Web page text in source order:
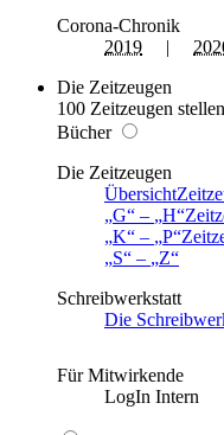
Corona-Chronik
2019 |
Die Zeitzeugen
100 Zeitzeugen
Bücher
Die Zeitzeugen
Übersicht
G
– H
K
– P
S
–
Z
Schreibwerkstatt
Die
Für Mitwirkende
LogIn Intern